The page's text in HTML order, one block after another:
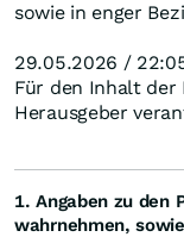
sowie in enger
29.05.2026 /
Für den Inhalt
Herausgeber
1. Angaben zu den
wahrnehmen,